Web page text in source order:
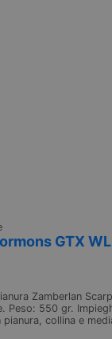
GTX WL
Zamberlan
Peso: 550 gr.
collina e